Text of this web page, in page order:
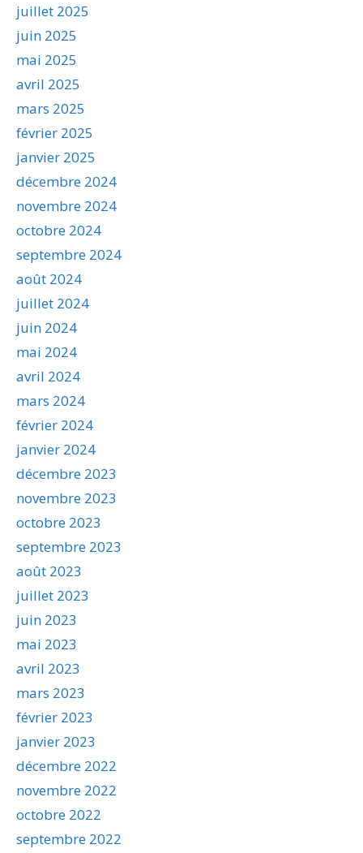
juillet 2025
juin 2025
mai 2025
avril 2025
mars 2025
février 2025
janvier 2025
décembre 2024
novembre 2024
octobre 2024
septembre 2024
août 2024
juillet 2024
juin 2024
mai 2024
avril 2024
mars 2024
février 2024
janvier 2024
décembre 2023
novembre 2023
octobre 2023
septembre 2023
août 2023
juillet 2023
juin 2023
mai 2023
avril 2023
mars 2023
février 2023
janvier 2023
décembre 2022
novembre 2022
octobre 2022
septembre 2022